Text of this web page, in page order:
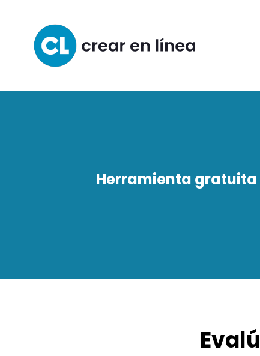
Herramienta gratuita